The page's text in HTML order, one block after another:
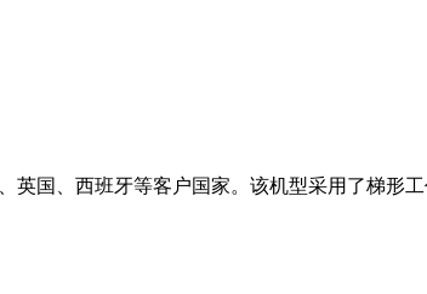
英国、西班牙等客户国家。该机型采用了梯形